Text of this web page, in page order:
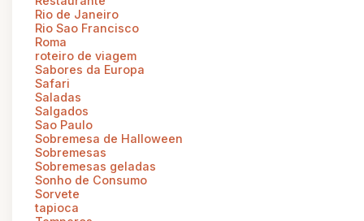
Rio de Janeiro
Rio Sao Francisco
Roma
roteiro de viagem
Sabores da Europa
Safari
Saladas
Salgados
Sao Paulo
Sobremesa de Halloween
Sobremesas
Sobremesas geladas
Sonho de Consumo
Sorvete
tapioca